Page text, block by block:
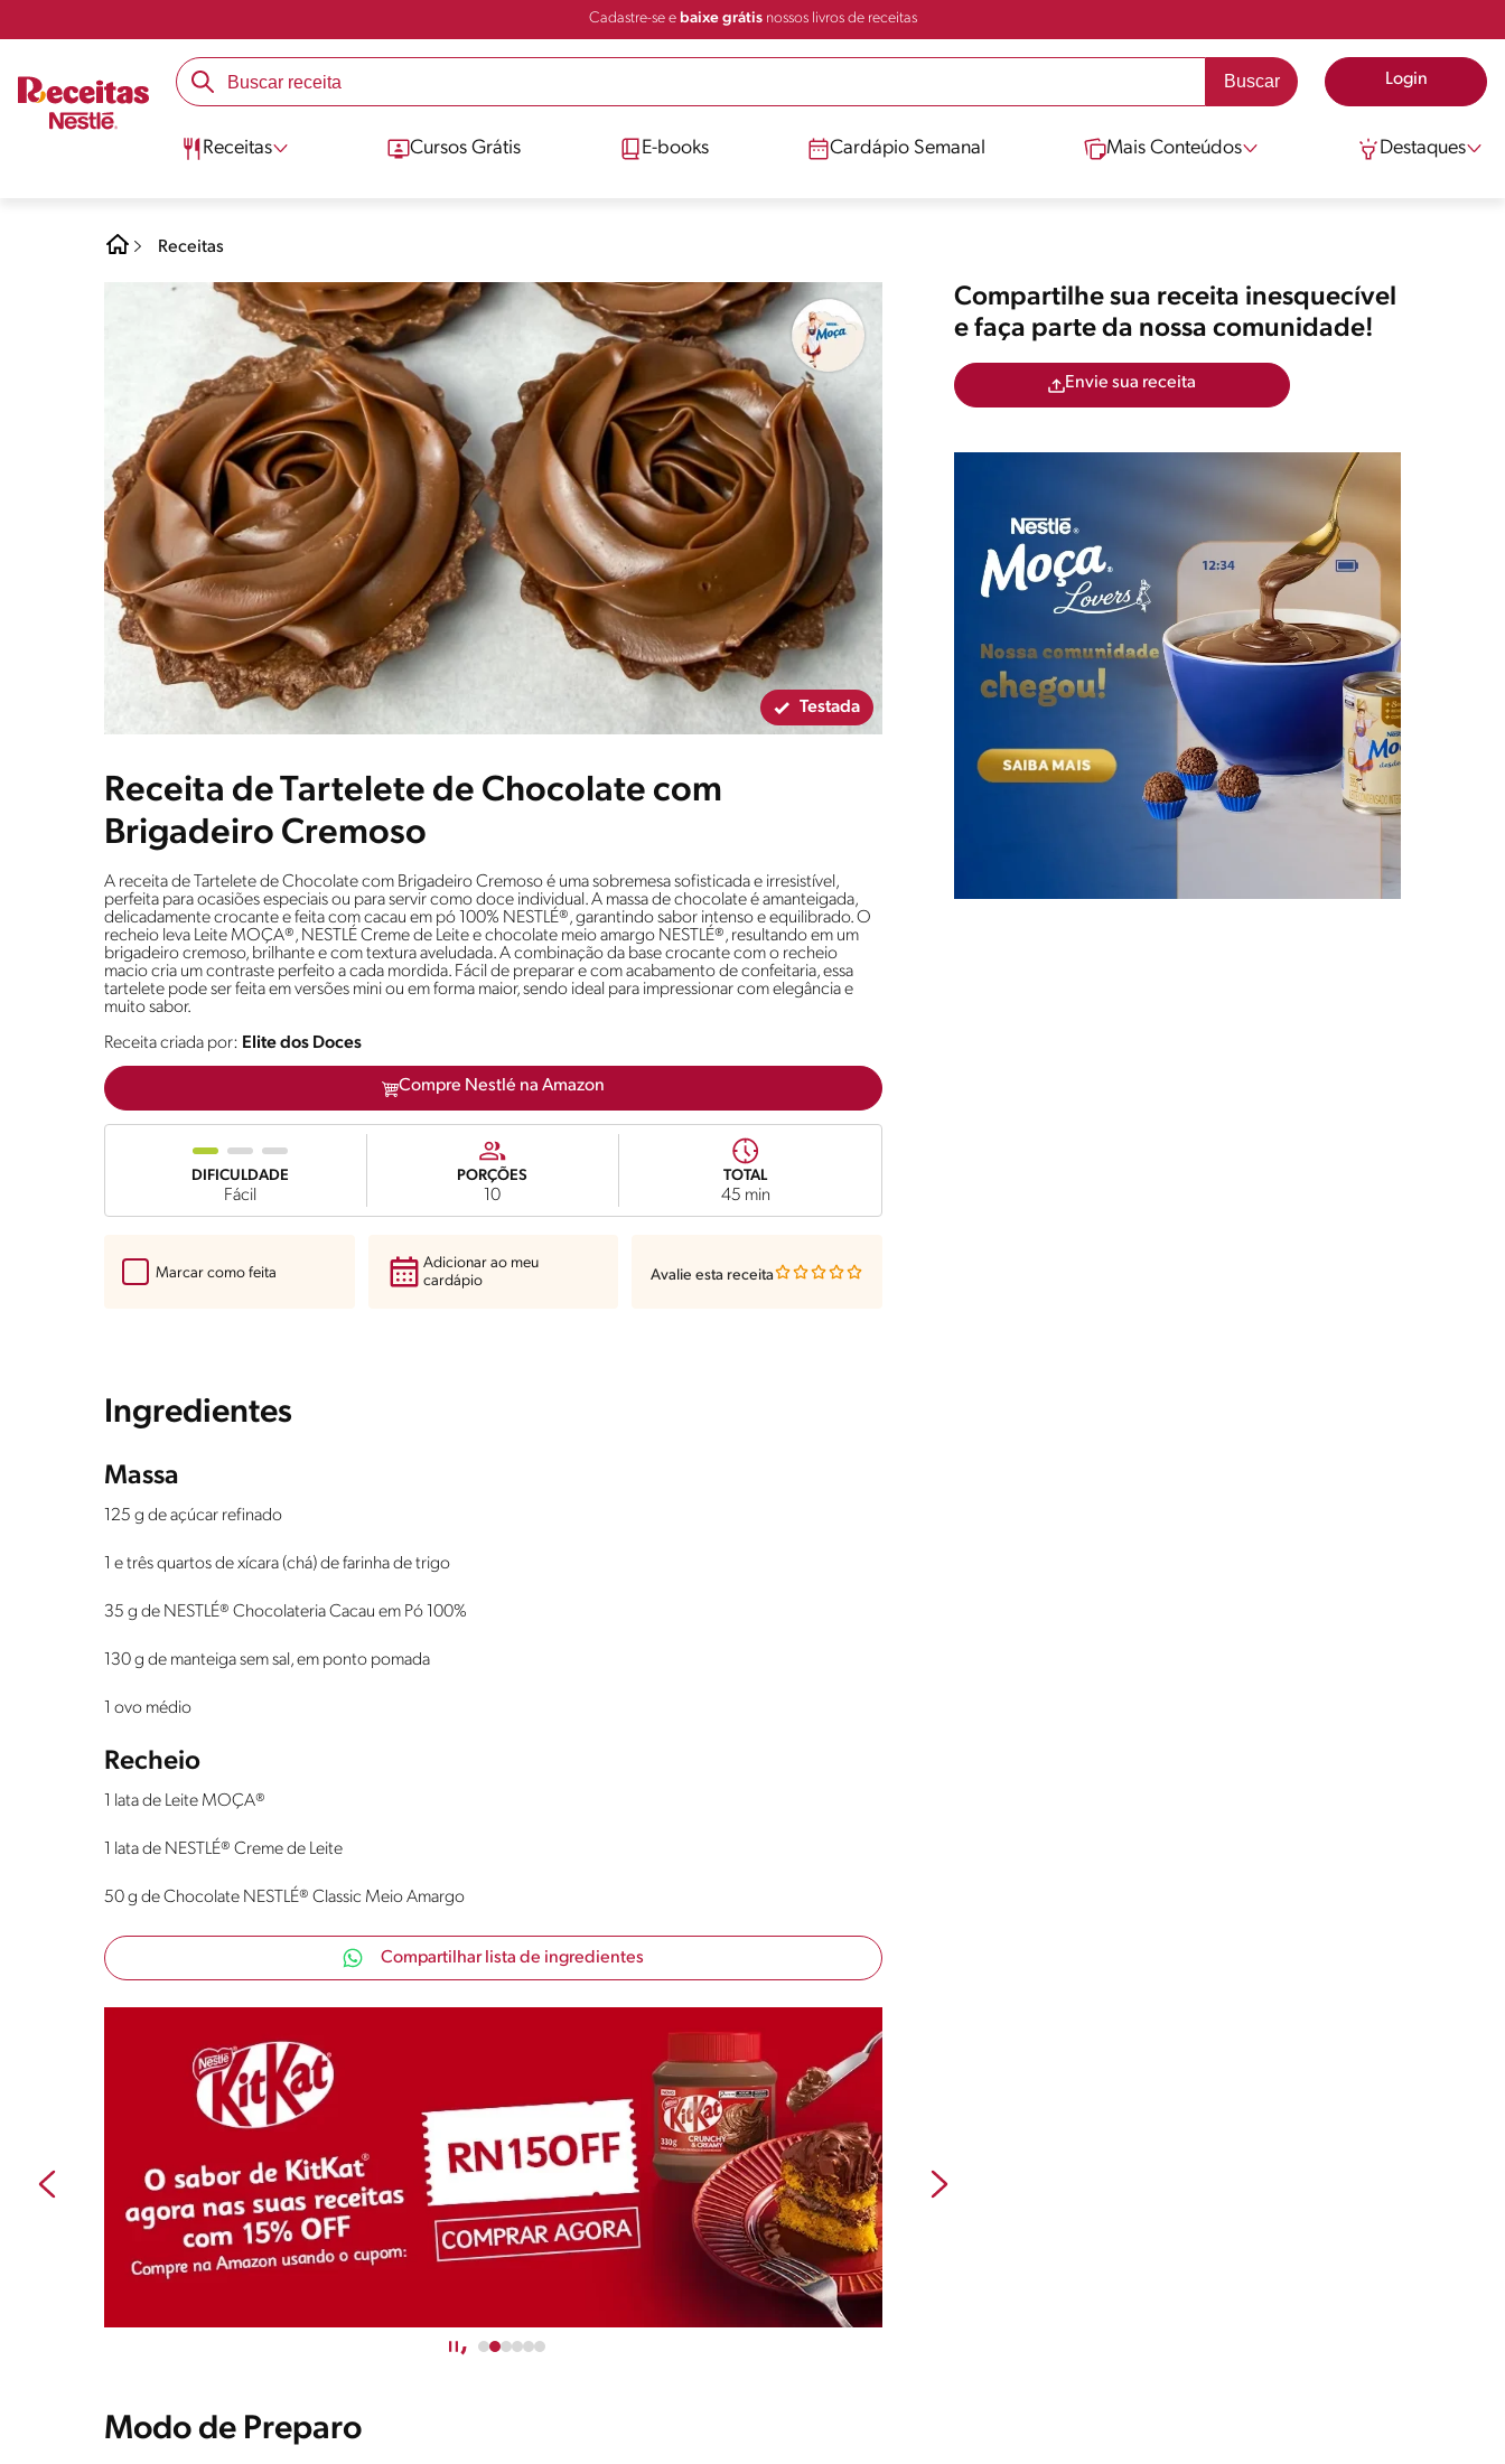
Cadastre-se e baixe grátisnossos livros de receitas
Login
Receitas Cursos Grátis E-books Cardápio Semanal Mais Conteúdos Destaques
Receitas
Testada
Receita de Tartelete de Chocolate com
Brigadeiro Cremoso
A receita de Tartelete de Chocolate com Brigadeiro Cremoso é uma sobremesa sofisticada e irresistível,
perfeita para ocasiões especiais ou para servir como doce individual. A massa de chocolate é amanteigada,
delicadamente crocante e feita com cacau em pó 100% NESTLÉ®, garantindo sabor intenso e equilibrado. O
recheio leva Leite MOÇA®, NESTLÉ Creme de Leite e chocolate meio amargo NESTLÉ®, resultando em um
brigadeiro cremoso, brilhante e com textura aveludada. A combinação da base crocante com o recheio
macio cria um contraste perfeito a cada mordida. Fácil de preparar e com acabamento de confeitaria, essa
tartelete pode ser feita em versões mini ou em forma maior, sendo ideal para impressionar com elegância e
muito sabor.
Receita criada por: Elite dos Doces
Compre Nestlé na Amazon
DIFICULDADE
Fácil
PORÇÕES
10
TOTAL
45 min
Marcar como feita
Adicionar ao meu
cardápio
Avalie esta receita
Ingredientes
Massa
125 g de açúcar refinado
1 e três quartos de xícara (chá) de farinha de trigo
35 g de NESTLÉ® Chocolateria Cacau em Pó 100%
130 g de manteiga sem sal, em ponto pomada
1 ovo médio
Recheio
1 lata de Leite MOÇA®
1 lata de NESTLÉ® Creme de Leite
50 g de Chocolate NESTLÉ® Classic Meio Amargo
Compartilhar lista de ingredientes
Modo de Preparo
Compartilhe sua receita inesquecível
e faça parte da nossa comunidade!
Envie sua receita